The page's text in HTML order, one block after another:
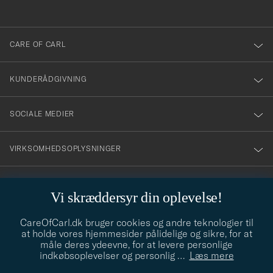
Vi skræddersyr din oplevelse!
CareOfCarl.dk bruger cookies og andre teknologier til
at holde vores hjemmesider pålidelige og sikre, for at
måle deres ydeevne, for at levere personlige
indkøbsoplevelser og personlig … Læs mere
dig
till
vårt
nyhetsbrev!
CARE OF CARL
KUNDERÅDGIVNING
SOCIALE MEDIER
VIRKSOMHEDSOPLYSNINGER
info@careofcarl.dk
Behøver du hjælp til at finde din stil? Lad os hjælpe dig, vi hjælper
gerne til!
STILRÅD